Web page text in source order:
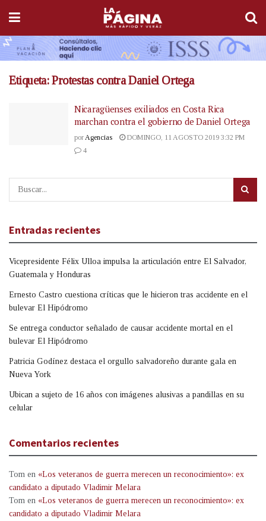
Etiqueta:Protestas contra Daniel Ortega
Nicaragüenses exiliados en Costa Rica
marchan contra el gobierno de Daniel Ortega
por Agencias
DOMINGO, 11 AGOSTO 2019 3:32 PM
4
Entradas recientes
Vicepresidente Félix Ulloa impulsa la articulación entre El Salvador,
Guatemala y Honduras
Ernesto Castro cuestiona críticas que le hicieron tras accidente en el
bulevar El Hipódromo
Se entrega conductor señalado de causar accidente mortal en el
bulevar El Hipódromo
Patricia Godínez destaca el orgullo salvadoreño durante gala en
Nueva York
Ubican a sujeto de 16 años con imágenes alusivas a pandillas en su
celular
Comentarios recientes
Tom en «Los veteranos de guerra merecen un reconocimiento»: ex
candidato a diputado Vladimir Melara
Tom en «Los veteranos de guerra merecen un reconocimiento»: ex
candidato a diputado Vladimir Melara